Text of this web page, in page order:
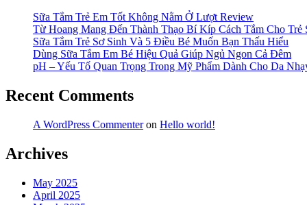
Là
Gì?”
Sữa Tắm Trẻ Em Tốt Không Nằm Ở Lượt Review
Từ Hoang Mang Đến Thành Thạo Bí Kíp Cách Tắm Cho Trẻ
Sữa Tắm Trẻ Sơ Sinh Và 5 Điều Bé Muốn Bạn Thấu Hiểu
Dùng Sữa Tắm Em Bé Hiệu Quả Giúp Ngủ Ngon Cả Đêm
pH – Yếu Tố Quan Trọng Trong Mỹ Phẩm Dành Cho Da
Recent Comments
A WordPress Commenteron Hello world!
Archives
May 2025
April 2025